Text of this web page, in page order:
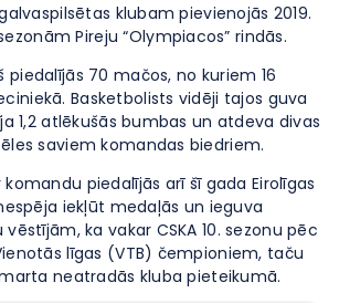
klubam pievienojās 2019.
Pireju “Olympiacos” rindās.
piedalījās 70 mačos, no kuriem 16
Basketbolists vidēji tajos guva
1,2 atlēkušās bumbas un atdeva divas
saviem komandas biedriem.
piedalījās arī šī gada Eirolīgas
iekļūt medaļās un ieguva
ka vakar CSKA 10. sezonu pēc
līgas (VTB) čempioniem, taču
neatradās kluba pieteikumā.